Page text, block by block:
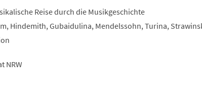
Reise durch die Musikgeschichte
Hindemith, Gubaidulina, Mendelssohn, Turina,
NRW